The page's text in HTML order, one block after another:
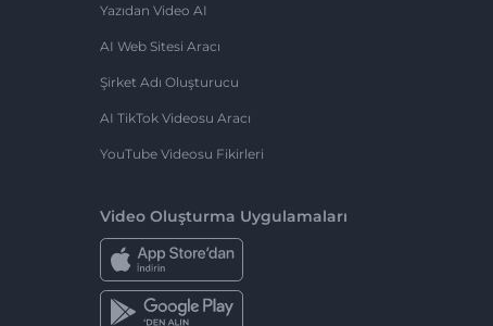
Yazıdan Video AI
AI Web Sitesi Aracı
Şirket Adı Oluşturucu
AI TikTok Videosu Aracı
YouTube Videosu Fikirleri
Video Oluşturma Uygulamaları